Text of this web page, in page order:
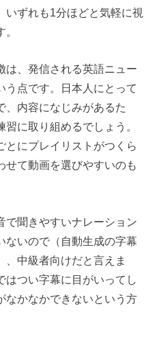
いずれも1分ほどと気軽に視
は、発信される英語ニュー
う点です。日本人にとって
、内容になじみがあるた
に取り組めるでしょう。
とにプレイリストがつくら
せて動画を選びやすいのも
で聞きやすいナレーション
ないので（自動生成の字幕
、中級者向けだと言えま
つい字幕に目がいってし
なかなかできないという方